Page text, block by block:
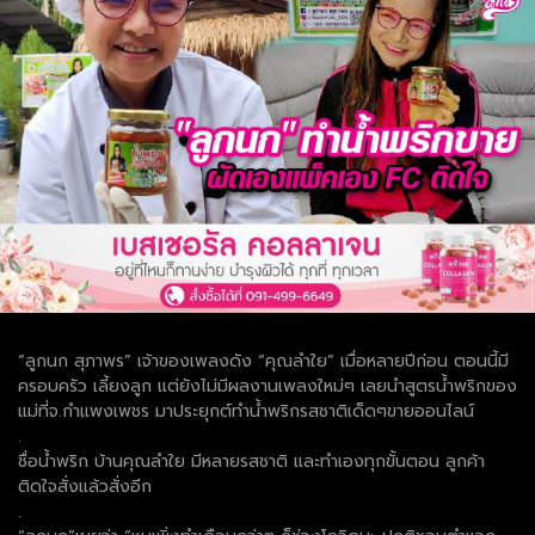
“ลูกนก สุภาพร” เจ้าของเพลงดัง “คุณลำใย” เมื่อหลายปีก่อน ตอนนี้มี
ครอบครัว เลี้ยงลูก แต่ยังไม่มีผลงานเพลงใหม่ๆ เลยนำสูตรน้ำพริกของ
แม่ที่จ.กำแพงเพชร มาประยุกต์ทำน้ำพริกรสชาติเด็ดๆขายออนไลน์
.
ชื่อน้ำพริก บ้านคุณลำใย มีหลายรสชาติ และทำเองทุกขั้นตอน ลูกค้า
ติดใจสั่งแล้วสั่งอีก
.